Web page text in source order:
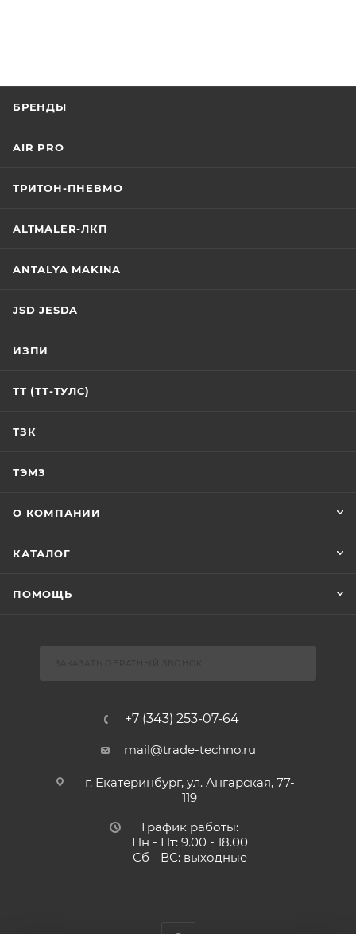
БРЕНДЫ
AIR PRO
ТРИТОН-ПНЕВМО
ALTMALER-ЛКП
ANTALYA MAKINA
JSD JESDA
ИЗПИ
ТТ (ТТ-ТУЛС)
ТЗК
ТЭМЗ
О КОМПАНИИ
КАТАЛОГ
ПОМОЩЬ
+7 (343) 253-07-64
mail@trade-techno.ru
г. Екатеринбург, ул. Ангарская, 77-
119
График работы:
Пн - Пт: 9.00 - 18.00
Сб - ВС: выходные